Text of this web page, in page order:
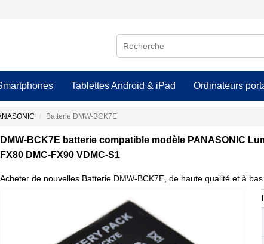
Tablettes Android & iPad Ordinateurs
Batterie DMW-BCK7E
DMW-BCK7E batterie compatible modèle PANASONIC
FX80 DMC-FX90 VDMC-S1
Acheter de nouvelles Batterie DMW-BCK7E, de haute qualité et à